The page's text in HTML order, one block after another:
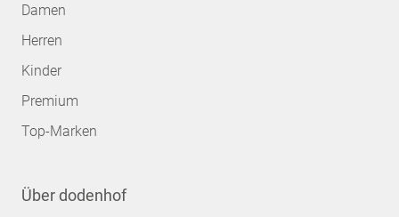
Damen
Herren
Kinder
Premium
Top-Marken
Über dodenhof